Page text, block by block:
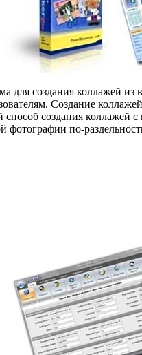
для создания коллажей
Создание
создания
по-